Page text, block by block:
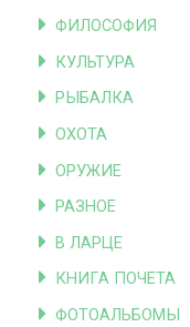
ФИЛОСОФИЯ
КУЛЬТУРА
РЫБАЛКА
ОХОТА
ОРУЖИЕ
РАЗНОЕ
В ЛАРЦЕ
КНИГА ПОЧЕТА
ФОТОАЛЬБОМЫ